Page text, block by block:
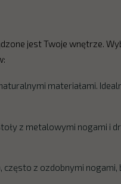
jest Twoje wnętrze.
materiałami.
z metalowymi nogami i
z ozdobnymi